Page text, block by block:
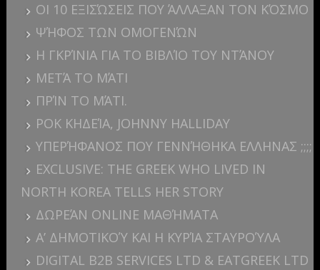
ΟΙ 10 ΕΞΙΣΏΣΕΙΣ ΠΟΥ ΆΛΛΑΞΑΝ ΤΟΝ ΚΌΣΜΟ
ΨΉΦΟΣ ΤΩΝ ΟΜΟΓΕΝΏΝ
Η ΓΚΡΊΝΙΑ ΓΙΑ ΤΟ ΒΙΒΛΊΟ ΤΟΥ ΝΤΆΝΟΥ
ΜΕΤΆ ΤΟ ΜΆΤΙ
ΠΡΊΝ ΤΟ ΜΆΤΙ.
ΡΟΚ ΚΗΔΕΊΑ, JOHNNY HALLIDAY
ΥΠΕΡΉΦΑΝΟΣ ΠΟΥ ΓΕΝΝΉΘΗΚΑ ΕΛΛΗΝΑΣ ;;;;
EXCLUSIVE: THE GREEK WHO LIVED IN
NORTH KOREA TELLS HER STORY
ΔΩΡΕΆΝ ONLINE ΜΑΘΉΜΑΤΑ
Α’ ΔΗΜΟΤΙΚΟΎ ΚΑΙ Η ΚΥΡΊΑ ΣΤΑΥΡΟΎΛΑ
DIGITAL B2B SERVICES LTD & EATGREEK LTD